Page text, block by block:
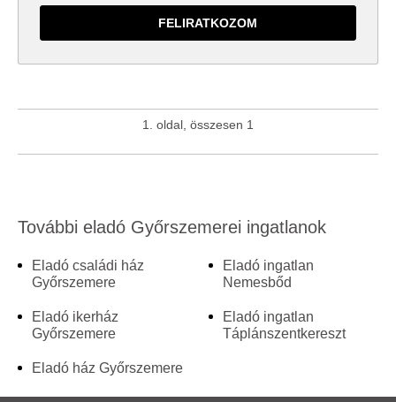
1. oldal, összesen 1
További eladó Győrszemerei ingatlanok
Eladó családi ház
Győrszemere
Eladó ikerház
Győrszemere
Eladó ház Győrszemere
Eladó ingatlan
Nemesbőd
Eladó ingatlan
Táplánszentkereszt